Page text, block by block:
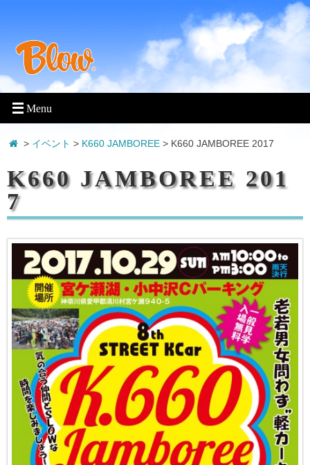
> イベント > K660 JAMBOREE> K660 JAMBOREE 2017
K660 JAMBOREE 201
7